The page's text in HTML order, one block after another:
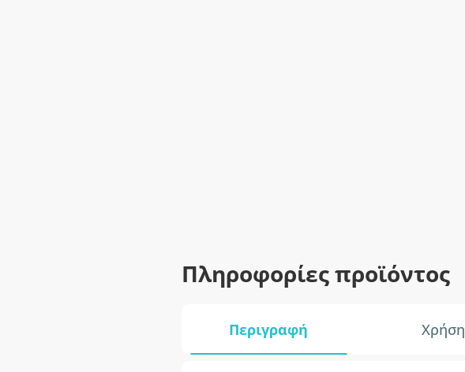
Πληροφορίες προϊόντος
Περιγραφή Χρήση